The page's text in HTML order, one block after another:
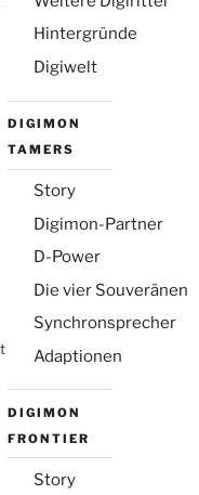
Hintergründe
Digiwelt
DIGIMON
TAMERS
Story
Digimon-Partner
D-Power
Die vier Souveränen
Synchronsprecher
Adaptionen
DIGIMON
FRONTIER
Story